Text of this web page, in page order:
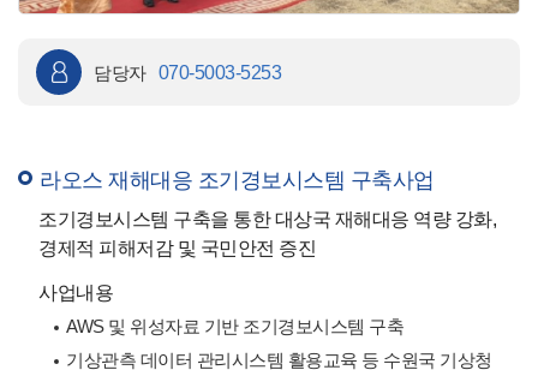
담당자 070-5003-5253
라오스 재해대응 조기경보시스템 구축사업
조기경보시스템 구축을 통한 대상국 재해대응 역량 강화,
경제적 피해저감 및 국민안전 증진
사업내용
AWS 및 위성자료 기반 조기경보시스템 구축
기상관측 데이터 관리시스템 활용교육 등 수원국 기상청